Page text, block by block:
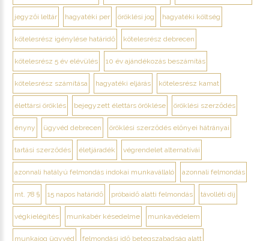
jegyzői leltár hagyatéki per öröklési jog hagyatéki költség
kötelesrész igénylése határidő kötelesrész debrecen
kötelesrész 5 év elévülés 10 év ajándékozás beszámítás
kötelesrész számítása hagyatéki eljárás kötelesrész kamat
élettársi öröklés bejegyzett élettárs öröklése öröklési szerződés
ényny ügyvéd debrecen öröklési szerződés előnyei hátrányai
tartási szerződés életjáradék végrendelet alternatívái
azonnali hatályú felmondás indokai munkavállaló azonnali felmondás
mt. 78 § 15 napos határidő próbaidő alatti felmondás távolléti díj
végkielégítés munkabér késedelme munkavédelem
munkajog ügyvéd felmondási idő betegszabadság alatt